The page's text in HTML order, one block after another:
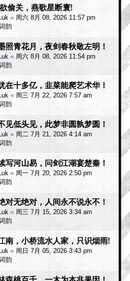
偷关，燕歌星断寰!
« 周六 8月 08, 2026 11:57 pm
韵
照青花月，夜剑春秋敬左明！
« 周六 8月 08, 2026 11:54 pm
韵
在十多亿，韭菜能爬艺术华！
« 周三 7月 22, 2026 7:57 am
韵
见低头见，此梦非圆孰梦圆！
« 周二 7月 21, 2026 4:14 am
韵
写河山易，问剑江湖宴楚秦！
« 周一 7月 20, 2026 2:50 pm
韵
对无绝对，人间永不说永不！
« 周三 7月 15, 2026 3:34 am
韵
南，小桥流水人家，只识烟雨!
« 周日 7月 05, 2026 3:43 pm
韵